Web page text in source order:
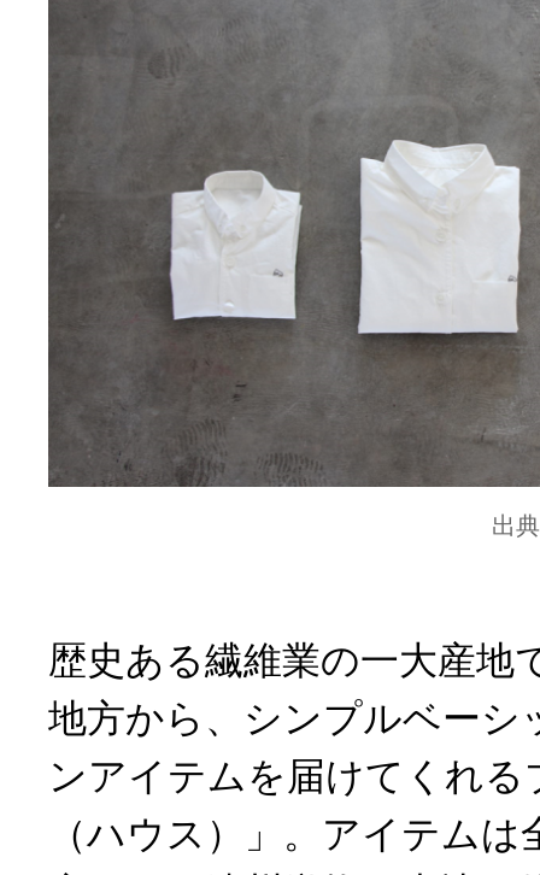
出
歴史ある繊維業の一大産地
地方から、シンプルベーシ
ンアイテムを届けてくれる
（ハウス）」。アイテム